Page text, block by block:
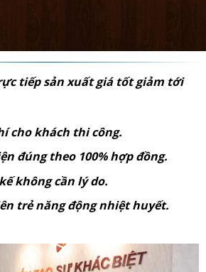
tiếp sản xuất giá tốt giảm tới
cho khách thi công.
đúng theo 100% hợp đồng.
không cần lý do.
trẻ năng động nhiệt huyết.